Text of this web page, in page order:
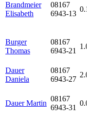
Brandmeier
Elisabeth
08167
6943-13
Burger
Thomas
08167
6943-21
Dauer
Daniela
08167
6943-27
Dauer Martin
08167
6943-31